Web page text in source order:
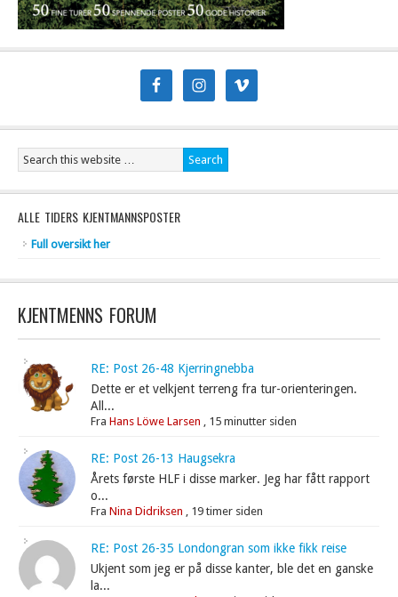
ALLE TIDERS KJENTMANNSPOSTER
Full oversikt her
KJENTMENNS FORUM
RE: Post 26-48 Kjerringnebba
Dette er et velkjent terreng fra tur-orienteringen.
All...
FraHans Löwe Larsen , 15 minutter siden
RE: Post 26-13 Haugsekra
Årets første HLF i disse marker. Jeg har fått rapport
o...
FraNina Didriksen , 19 timer siden
RE: Post 26-35 Londongran som ikke fikk reise
Ukjent som jeg er på disse kanter, ble det en ganske
la...